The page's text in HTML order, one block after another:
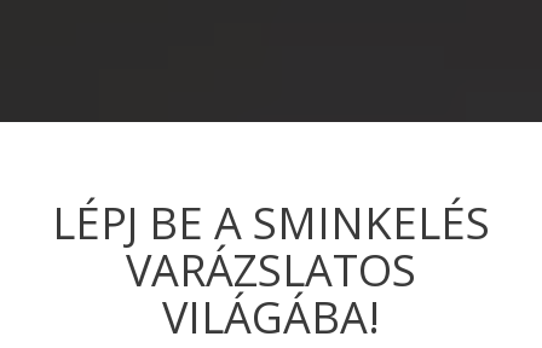
LÉPJ BE A SMINKELÉS
VARÁZSLATOS
VILÁGÁBA!